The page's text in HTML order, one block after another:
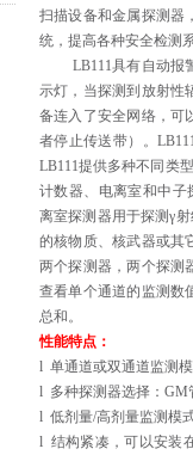
扫描设备和金属探测器
统，提高各种安全检测
LB111具有自动报
示灯，当探测到放射性
备连入了安全网络，可
者停止传送带）。
LB111提供多种不同类
计数器、电离室和中子
离室探测器用于探测γ
的核物质、核武器或其
两个探测器，两个探测
查看单个通道的监测数
总和。
性能特点：
l 单通道或双通道监测
l 多种探测器选择： GM
l 低剂量/高剂量监测模
l 结构紧凑，可以安装